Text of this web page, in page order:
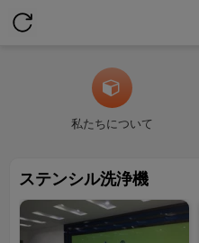
私たちについて
ステンシル洗浄機